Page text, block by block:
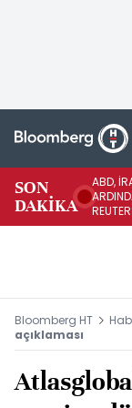
SON
DAKİKA
ABD,
Bloomberg HT
açıklaması